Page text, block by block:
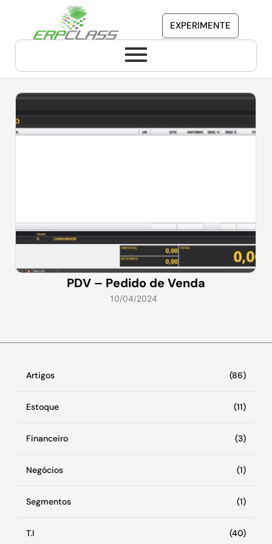
EXPERIMENTE
PDV – Pedido de Venda
10/04/2024
Artigos (86)
Estoque (11)
Financeiro (3)
Negócios (1)
Segmentos (1)
T.I (40)